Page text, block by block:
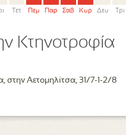
Τετ Πεμ Παρ Σαβ Κυρ Δευ Τρι
Κτηνοτροφία
στην Αετομηλίτσα, 31/7-1-2/8